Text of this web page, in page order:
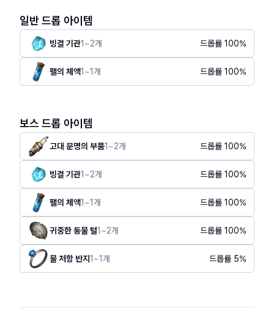
일반 드롭 아이템
빙결 기관1 ~2개 드롭률 100%
팰의 체액1 ~1개 드롭률 100%
보스 드롭 아이템
고대 문명의 부품1 ~2개 드롭률 100%
빙결 기관1 ~2개 드롭률 100%
팰의 체액1 ~1개 드롭률 100%
귀중한 동물 털1 ~2개 드롭률 100%
물 저항 반지1 ~1개 드롭률 5%